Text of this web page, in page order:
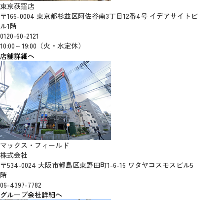
東京荻窪店
〒166-0004 東京都杉並区阿佐谷南3丁目12番4号 イデアサイトビ
ル1階
0120-60-2121
10:00～19:00（火・水定休）
店舗詳細へ
マックス・フィールド
株式会社
〒534-0024 大阪市都島区東野田町1-6-16 ワタヤコスモスビル5
階
06-4397-7782
グループ会社詳細へ